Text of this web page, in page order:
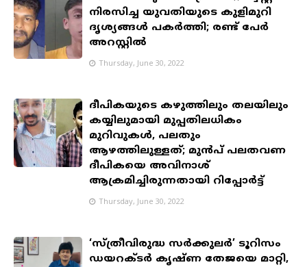
നിരസിച്ച യുവതിയുടെ കുളിമുറി
ദൃശ്യങ്ങൾ പകർത്തി; രണ്ട് പേർ
അറസ്റ്റിൽ
Thursday, June 30, 2022
ദീപികയുടെ കഴുത്തിലും തലയിലും
കയ്യിലുമായി മുപ്പതിലധികം
മുറിവുകള്‍, പലതും
ആഴത്തിലുള്ളത്; മുൻപ് പലതവണ
ദീപികയെ അവിനാശ്
ആക്രമിച്ചിരുന്നതായി റിപ്പോര്‍ട്ട്
Thursday, June 30, 2022
‘സ്ത്രീവിരുദ്ധ സർക്കുലർ’ ടൂറിസം
ഡയറക്ടര്‍ കൃഷ്ണ തേജയെ മാറ്റി,